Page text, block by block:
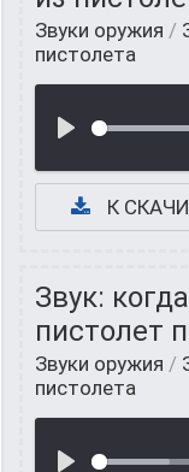
Звуки оружия /
пистолета
К
Звук:
пистолет
Звуки оружия /
пистолета